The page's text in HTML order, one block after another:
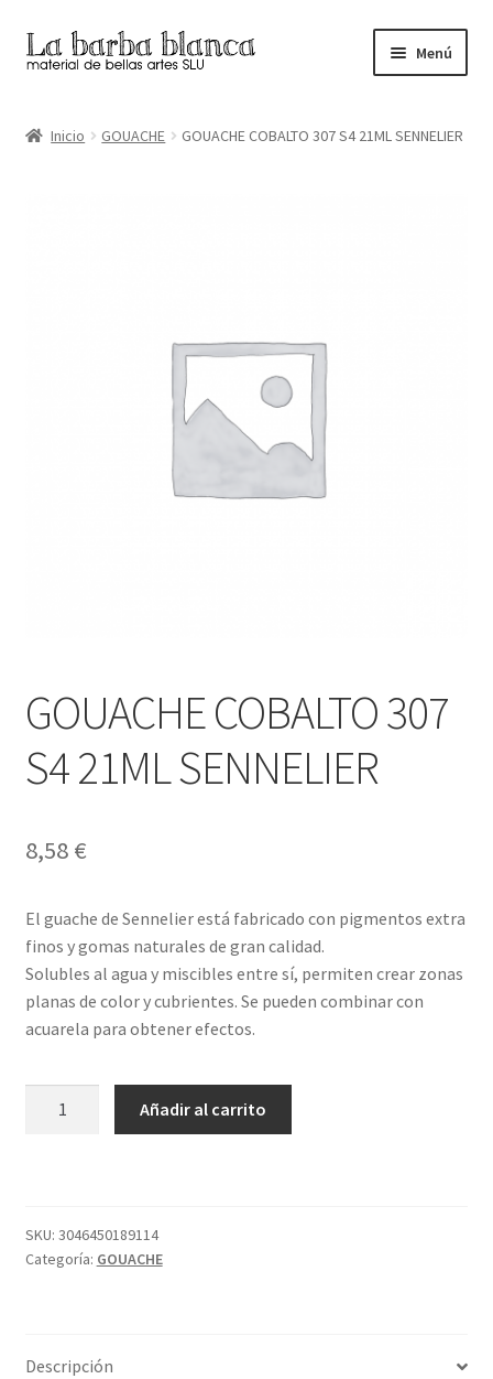
Ir
a
navegación
Ir
al
Menú
Inicio GOUACHE GOUACHE COBALTO 307 S4 21ML SENNELIER
GOUACHE COBALTO 307
S4 21ML SENNELIER
8,58 €
El guache de Sennelier está fabricado con pigmentos extra
finos y gomas naturales de gran calidad.
Solubles al agua y miscibles entre sí, permiten crear zonas
planas de color y cubrientes. Se pueden combinar con
acuarela para obtener efectos.
SENNELIER
cantidad
Añadir al carrito
SKU: 3046450189114
Categoría: GOUACHE
Descripción